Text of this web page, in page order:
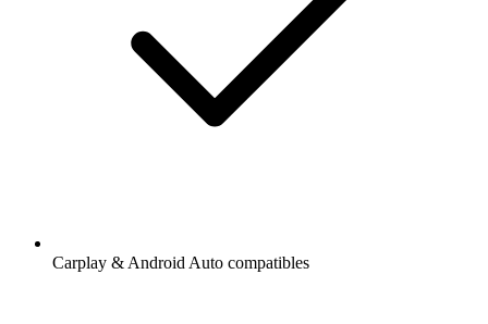
Carplay & Android Auto compatibles